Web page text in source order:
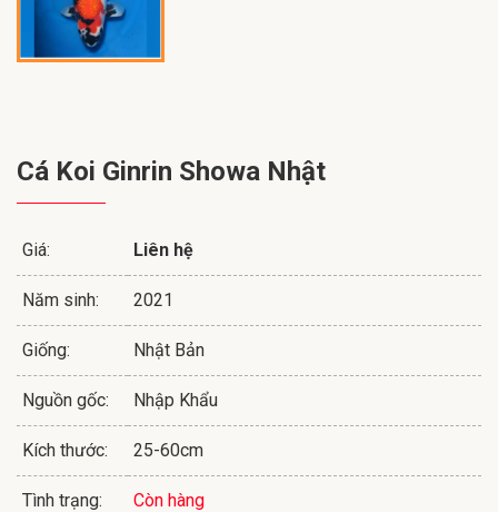
Cá Koi Ginrin Showa Nhật
Giá: Liên hệ
Năm sinh: 2021
Giống: Nhật Bản
Nguồn gốc: Nhập Khẩu
Kích thước: 25-60cm
Tình trạng: Còn hàng